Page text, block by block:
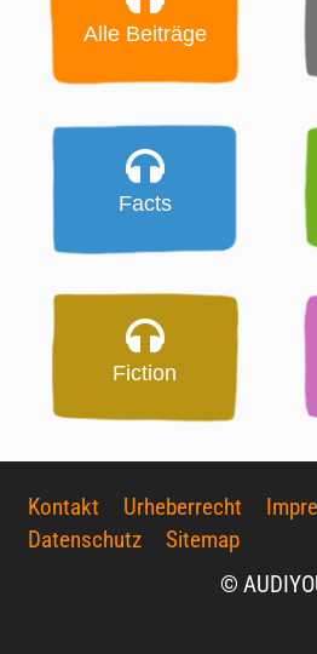
Alle Beiträge
Facts
Fiction
Kontakt Urheberrecht
Datenschutz
Sitemap
©